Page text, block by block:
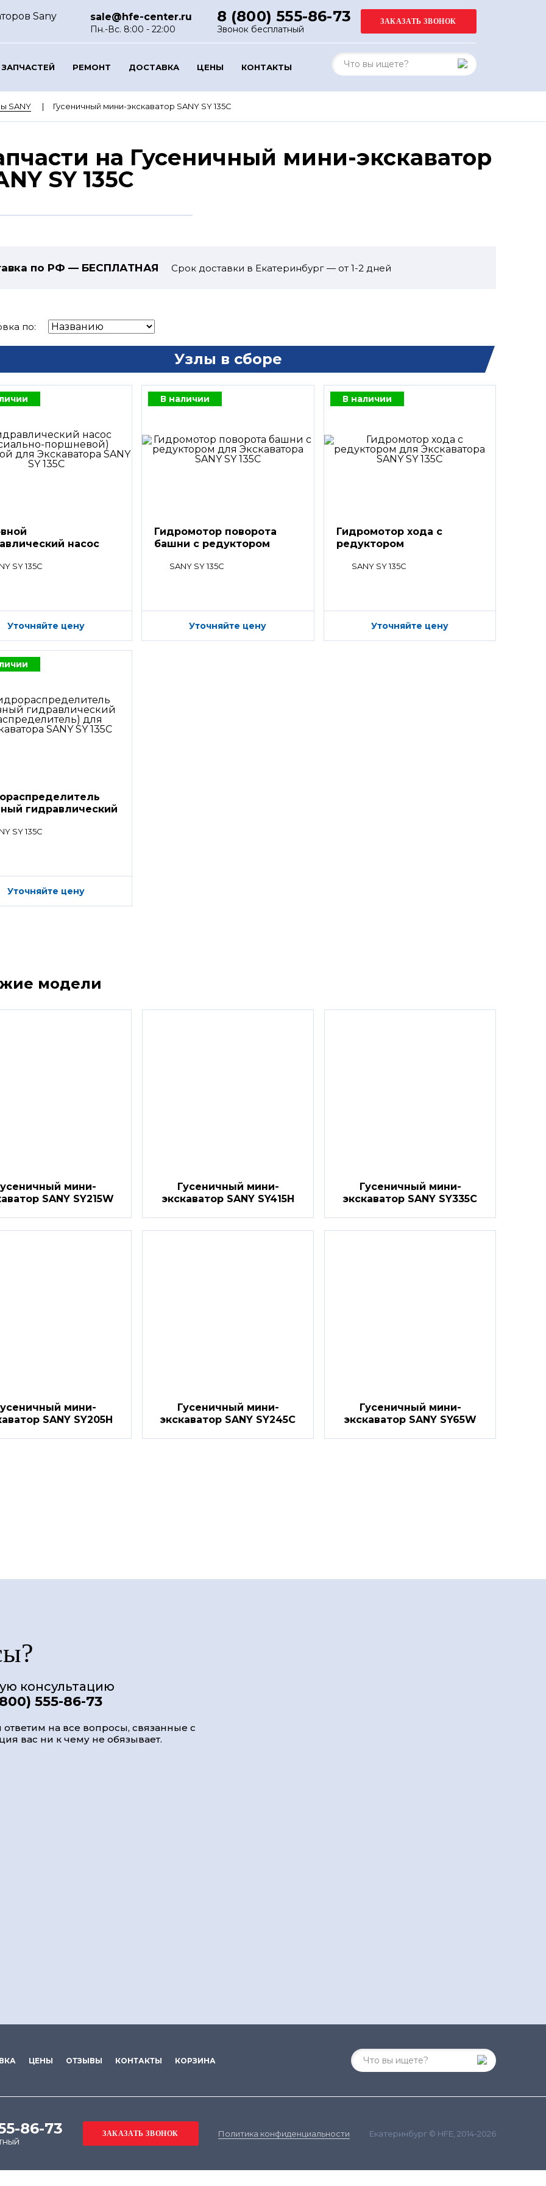
Sany sale@hfe-center.ru
Пн.-Вс. 8:00 - 22:00
8 (800) 555-86-73
Звонок бесплатный
РЕМОНТ ДОСТАВКА ЦЕНЫ КОНТАКТЫ
SANY Гусеничный мини-экскаватор SANY SY 135C
на Гусеничный мини-экскаватор
SY 135C
по РФ — БЕСПЛАТНАЯ Срок доставки в Екатеринбург — от 1-2 дней
по:
Узлы в сборе
насос
SY 135C
Уточняйте цену
В наличии
Гидромотор поворота
башни с редуктором
SANY SY 135C
Уточняйте цену
В наличии
Гидромотор хода с
редуктором
SANY SY 135C
Уточняйте цену
гидравлический
SY 135C
Уточняйте цену
модели
мини-
SANY SY215W
Гусеничный мини-
экскаватор SANY SY415H
Гусеничный мини-
экскаватор SANY SY335C
мини-
SANY SY205H
Гусеничный мини-
экскаватор SANY SY245C
Гусеничный мини-
экскаватор SANY SY65W
консультацию
555-86-73
на все вопросы, связанные с
вас ни к чему не обязывает.
ЦЕНЫ ОТЗЫВЫ КОНТАКТЫ КОРЗИНА
86-73 Политика конфиденциальности Екатеринбург © HFE, 2014-2026